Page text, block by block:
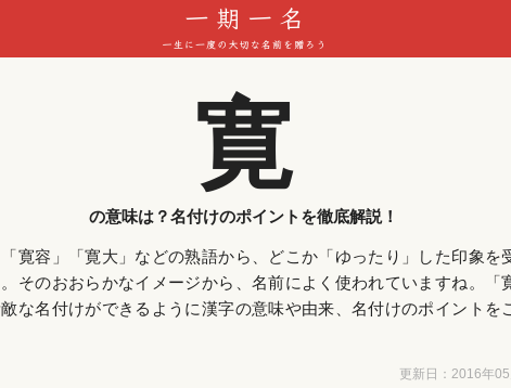
寛
の意味は？名付けのポイントを徹底解説！
寛容」「寛大」などの熟語から、どこか「ゆったり」した印象を
そのおおらかなイメージから、名前によく使われていますね。「
な名付けができるように漢字の意味や由来、名付けのポイントを
更新日： 2016年